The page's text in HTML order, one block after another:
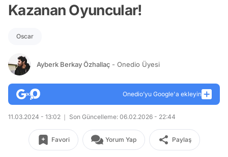
Kazanan Oyuncular!
Oscar
Ayberk Berkay Özhallaç - Onedio Üyesi
Onedio’yu Google'a ekleyin
11.03.2024 - 13:02 Son Güncelleme: 06.02.2026 - 22:44
Favori Yorum Yap Paylaş